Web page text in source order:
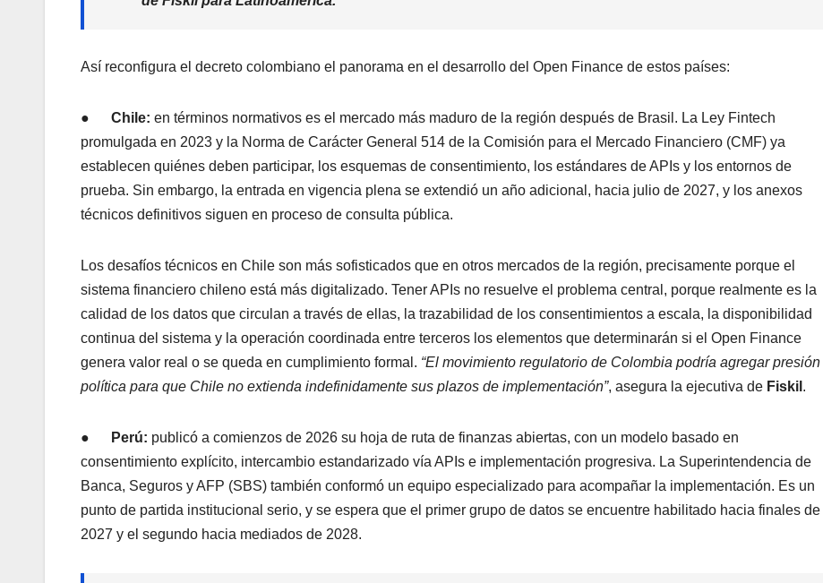
Así reconfigura el decreto colombiano el panorama en el desarrollo del Open Finance de estos países:
● Chile: en términos normativos es el mercado más maduro de la región después de Brasil. La Ley Fintech
promulgada en 2023 y la Norma de Carácter General 514 de la Comisión para el Mercado Financiero (CMF) ya
establecen quiénes deben participar, los esquemas de consentimiento, los estándares de APIs y los entornos de
prueba. Sin embargo, la entrada en vigencia plena se extendió un año adicional, hacia julio de 2027, y los anexos
técnicos definitivos siguen en proceso de consulta pública.
Los desafíos técnicos en Chile son más sofisticados que en otros mercados de la región, precisamente porque el
sistema financiero chileno está más digitalizado. Tener APIs no resuelve el problema central, porque realmente es la
calidad de los datos que circulan a través de ellas, la trazabilidad de los consentimientos a escala, la disponibilidad
continua del sistema y la operación coordinada entre terceros los elementos que determinarán si el Open Finance
genera valor real o se queda en cumplimiento formal. “El movimiento regulatorio de Colombia podría agregar presión
política para que Chile no extienda indefinidamente sus plazos de implementación”, asegura la ejecutiva de Fiskil .
● Perú: publicó a comienzos de 2026 su hoja de ruta de finanzas abiertas, con un modelo basado en
consentimiento explícito, intercambio estandarizado vía APIs e implementación progresiva. La Superintendencia de
Banca, Seguros y AFP (SBS) también conformó un equipo especializado para acompañar la implementación. Es un
punto de partida institucional serio, y se espera que el primer grupo de datos se encuentre habilitado hacia finales de
2027 y el segundo hacia mediados de 2028.